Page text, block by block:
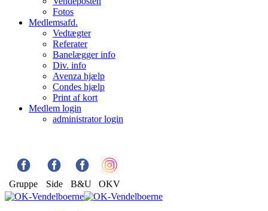
Fotos
Medlemsafd.
Vedtægter
Referater
Banelægger info
Div. info
Avenza hjælp
Condes hjælp
Print af kort
Medlem login
administrator login
Gruppe Side B&U OKV